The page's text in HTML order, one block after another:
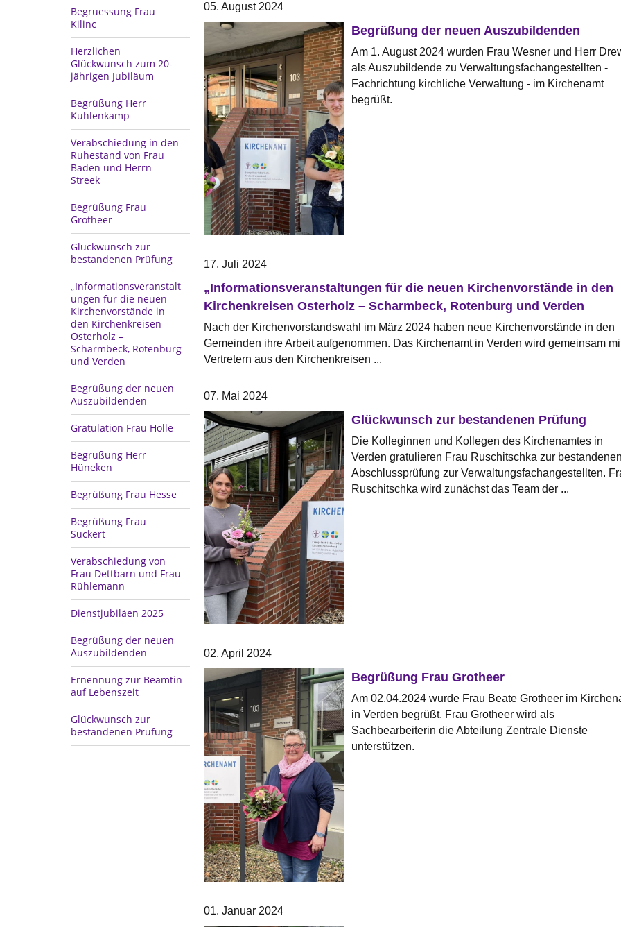
Begruessung Frau
Kilinc
Herzlichen
Glückwunsch zum 20-
jährigen Jubiläum
Begrüßung Herr
Kuhlenkamp
Verabschiedung in den
Ruhestand von Frau
Baden und Herrn
Streek
Begrüßung Frau
Grotheer
Glückwunsch zur
bestandenen Prüfung
„Informationsveranstalt
ungen für die neuen
Kirchenvorstände in
den Kirchenkreisen
Osterholz –
Scharmbeck, Rotenburg
und Verden
Begrüßung der neuen
Auszubildenden
Gratulation Frau Holle
Begrüßung Herr
Hüneken
Begrüßung Frau Hesse
Begrüßung Frau
Suckert
Verabschiedung von
Frau Dettbarn und Frau
Rühlemann
Dienstjubiläen 2025
Begrüßung der neuen
Auszubildenden
Ernennung zur Beamtin
auf Lebenszeit
Glückwunsch zur
bestandenen Prüfung
05. August 2024
Begrüßung der neuen Auszubildenden
Am 1. August 2024 wurden Frau Wesner und Herr
als Auszubildende zu Verwaltungsfachangestellten -
Fachrichtung kirchliche Verwaltung - im Kirchenamt
begrüßt.
17. Juli 2024
„Informationsveranstaltungen für die neuen Kirchenvorstände in den
Kirchenkreisen Osterholz – Scharmbeck, Rotenburg und Verden
Nach der Kirchenvorstandswahl im März 2024 haben neue Kirchenvorstände in den
Gemeinden ihre Arbeit aufgenommen. Das Kirchenamt in Verden wird gemeinsam
Vertretern aus den Kirchenkreisen ...
07. Mai 2024
Glückwunsch zur bestandenen Prüfung
Die Kolleginnen und Kollegen des Kirchenamtes in
Verden gratulieren Frau Ruschitschka zur
Abschlussprüfung zur Verwaltungsfachangestellten.
Ruschitschka wird zunächst das Team der ...
02. April 2024
Begrüßung Frau Grotheer
Am 02.04.2024 wurde Frau Beate Grotheer im
in Verden begrüßt. Frau Grotheer wird als
Sachbearbeiterin die Abteilung Zentrale Dienste
unterstützen.
01. Januar 2024